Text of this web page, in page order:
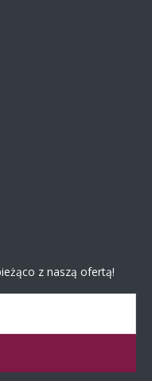
z naszą ofertą!